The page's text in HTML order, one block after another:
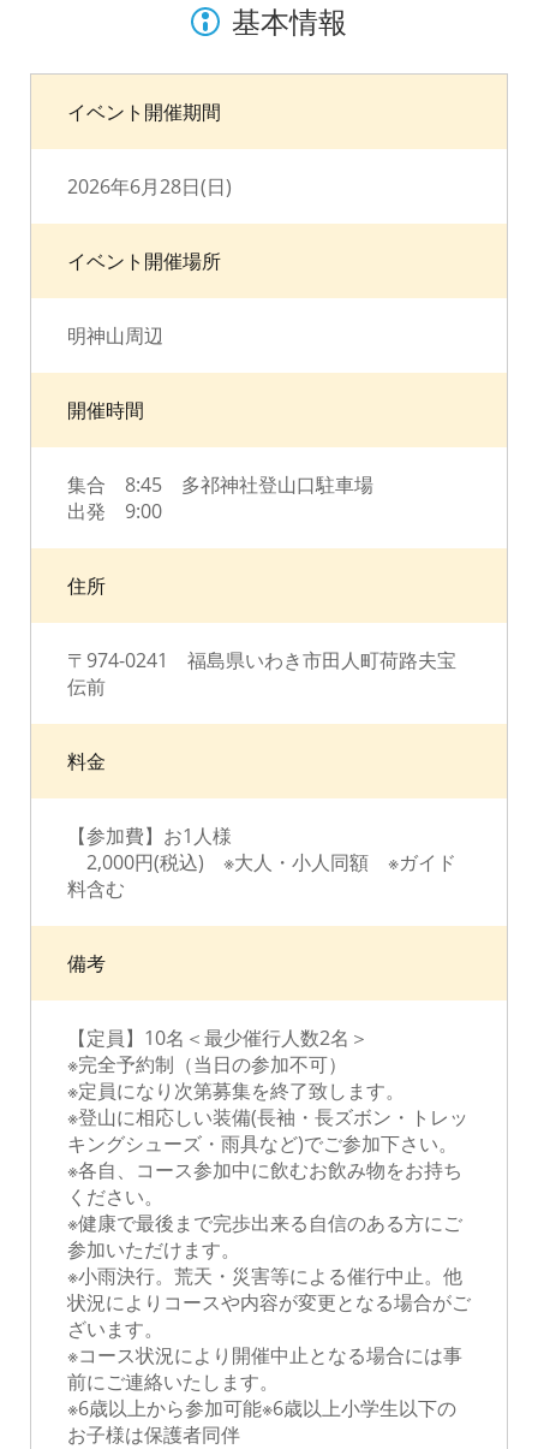
基本情報
イベント開催期間
2026年6月28日(日)
イベント開催場所
明神山周辺
開催時間
集合 8:45 多祁神社登山口駐車場
出発 9:00
住所
〒974-0241 福島県いわき市田人町荷路夫宝
伝前
料金
【参加費】お1人様
2,000円(税込) ※大人・小人同額 ※ガイド
料含む
備考
【定員】10名＜最少催行人数2名＞
※完全予約制（当日の参加不可）
※定員になり次第募集を終了致します。
※登山に相応しい装備(長袖・長ズボン・トレッ
キングシューズ・雨具など)でご参加下さい。
※各自、コース参加中に飲むお飲み物をお持ち
ください。
※健康で最後まで完歩出来る自信のある方にご
参加いただけます。
※小雨決行。荒天・災害等による催行中止。他
状況によりコースや内容が変更となる場合がご
ざいます。
※コース状況により開催中止となる場合には事
前にご連絡いたします。
※6歳以上から参加可能※6歳以上小学生以下の
お子様は保護者同伴